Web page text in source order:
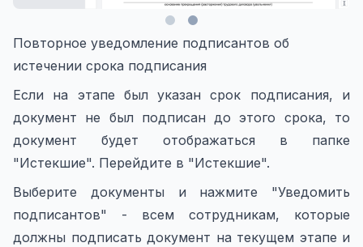
Повторное уведомление подписантов об
истечении срока подписания
Если на этапе был указан срок подписания, и
документ не был подписан до этого срока, то
документ будет отображаться в папке
"Истекшие". Перейдите в "Истекшие".
Выберите документы и нажмите "Уведомить
подписантов" - всем сотрудникам, которые
должны подписать документ на текущем этапе и